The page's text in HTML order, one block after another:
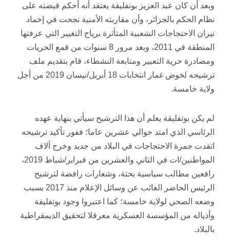
وبعد أن كان عبد العزيز بوتفليقة يعتقد أنه أحكم قبضته على
نظام الحكم بالجزائر، وأن مقاربته الأمنية نجحت في إخماد
نيران الاحتجاجات الشعبية المتأثرة برياح التغيير التي عرفتها
المنطقة في 2011، وبعد مرور 8 سنوات من قمع الحريات
ومصادرة حرية التعبير ومتابعة النشطاء، قام بتقديم ملف
ترشيحه لخوض غمار انتخابات 18 أبريل/نيسان 2019 من أجل
ولاية خامسة.
لم يكن بوتفليقة يعلم أن هذا الترشيح سيأتي بنهاية عهده
الرئاسي الذي امتد حوالي عشرين عاما؛ ففور تأكيد ترشيحه
اتقدت جمرة الاحتجاجات في البلاد من جديد وخرج آلاف
المواطنين/ات في الثاني والعشرين من فبراير/شباط 2019،
رافعين مطالب سياسية بحتة، وشعارات رافضة لترشيح
الرئيس الحاضر الغائب عن وسائل الإعلام منذ 2017 بسبب
وضعه الصحي لولاية خامسة؛ كما اعتبروا وجود بوتفليقة
وأذياله من المؤسسة العسكرية معرقلا لتحقيق الديمقراطية
بالبلاد.